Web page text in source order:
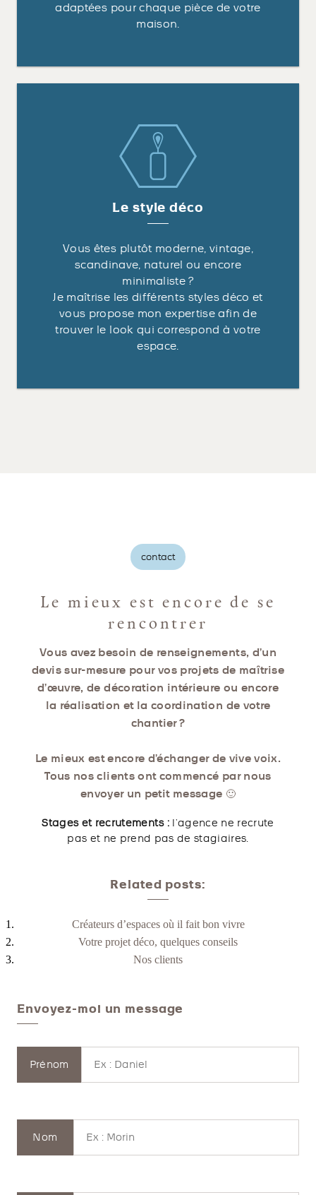
adaptées pour chaque pièce de votre
maison.
Le style déco
Vous êtes plutôt moderne, vintage,
scandinave, naturel ou encore
minimaliste ?
Je maîtrise les différents styles déco et
vous propose mon expertise afin de
trouver le look qui correspond à votre
espace.
contact
Le mieux est encore de se
rencontrer
Vous avez besoin de renseignements, d’un
devis sur-mesure pour vos projets de maîtrise
d’œuvre, de décoration intérieure ou encore
la réalisation et la coordination de votre
chantier ?
Le mieux est encore d’échanger de vive voix.
Tous nos clients ont commencé par nous
envoyer un petit message 🙂
Stages et recrutements : l’agence ne recrute
pas et ne prend pas de stagiaires.
Related posts:
Créateurs d’espaces où il fait bon vivre
Votre projet déco, quelques conseils
Nos clients
Envoyez-moi un message
Prénom
Nom